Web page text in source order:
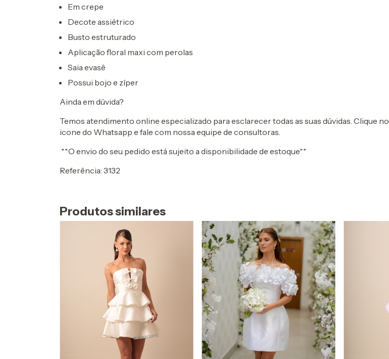
Em crepe
Decote assiétrico
Busto estruturado
Aplicação floral maxi com perolas
Saia evasê
Possui bojo e zíper
Ainda em dúvida?
Temos atendimento online especializado para esclarecer todas as suas dúvidas. Clique no
icone do Whatsapp e fale com nossa equipe de consultoras.
**O envio do seu pedido está sujeito a disponibilidade de estoque**
Referência: 3132
Produtos similares